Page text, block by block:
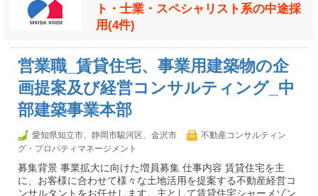
ト・士業・スペシャリスト系の中途採
用(4件)
営業職_賃貸住宅、事業用建築物の企
画提案及び経営コンサルティング_中
部建築事業本部
愛知県知立市、静岡市駿河区、金沢市
不動産コンサルティン
グ・プロパティマネージメント
募集背景 事業拡大に向けた増員募集 仕事内容 賃貸住宅を主
に、お客様に合わせて様々な土地活用を提案する不動産経営コ
ンサルタントをお任せします。主として賃貸住宅シャーメゾン